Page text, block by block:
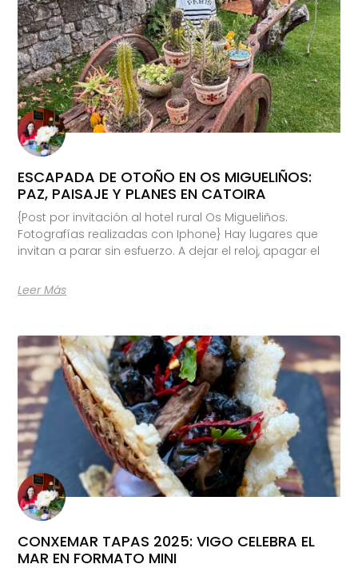
ESCAPADA DE OTOÑO EN OS MIGUELIÑOS:
PAZ, PAISAJE Y PLANES EN CATOIRA
{Post por invitación al hotel rural Os Migueliños.
Fotografías realizadas con Iphone} Hay lugares que
invitan a parar sin esfuerzo. A dejar el reloj, apagar el
Leer Más
CONXEMAR TAPAS 2025: VIGO CELEBRA EL
MAR EN FORMATO MINI